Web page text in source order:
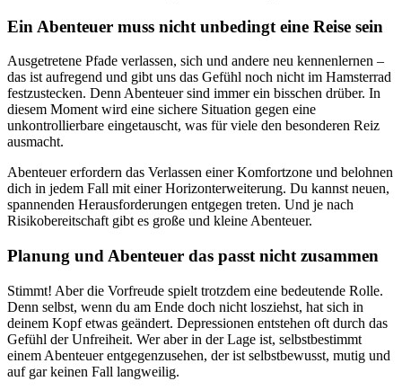
Ein Abenteuer muss nicht unbedingt eine Reise sein
Ausgetretene Pfade verlassen, sich und andere neu kennenlernen –
das ist aufregend und gibt uns das Gefühl noch nicht im Hamsterrad
festzustecken. Denn Abenteuer sind immer ein bisschen drüber. In
diesem Moment wird eine sichere Situation gegen eine
unkontrollierbare eingetauscht, was für viele den besonderen Reiz
ausmacht.
Abenteuer erfordern das Verlassen einer Komfortzone und belohnen
dich in jedem Fall mit einer Horizonterweiterung. Du kannst neuen,
spannenden Herausforderungen entgegen treten. Und je nach
Risikobereitschaft gibt es große und kleine Abenteuer.
Planung und Abenteuer das passt nicht zusammen
Stimmt! Aber die Vorfreude spielt trotzdem eine bedeutende Rolle.
Denn selbst, wenn du am Ende doch nicht losziehst, hat sich in
deinem Kopf etwas geändert. Depressionen entstehen oft durch das
Gefühl der Unfreiheit. Wer aber in der Lage ist, selbstbestimmt
einem Abenteuer entgegenzusehen, der ist selbstbewusst, mutig und
auf gar keinen Fall langweilig.